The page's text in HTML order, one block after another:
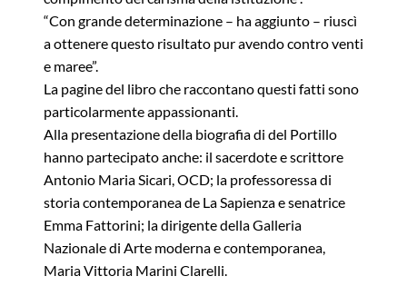
“Con grande determinazione – ha aggiunto – riuscì
a ottenere questo risultato pur avendo contro venti
e maree”.
La pagine del libro che raccontano questi fatti sono
particolarmente appassionanti.
Alla presentazione della biografia di del Portillo
hanno partecipato anche: il sacerdote e scrittore
Antonio Maria Sicari, OCD; la professoressa di
storia contemporanea de La Sapienza e senatrice
Emma Fattorini; la dirigente della Galleria
Nazionale di Arte moderna e contemporanea,
Maria Vittoria Marini Clarelli.